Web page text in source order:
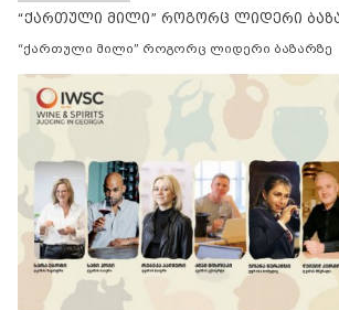
“ქართული მილი” როგორც ლიდერი
“ქართული მილი” როგორც ლიდერი ბაზარზე